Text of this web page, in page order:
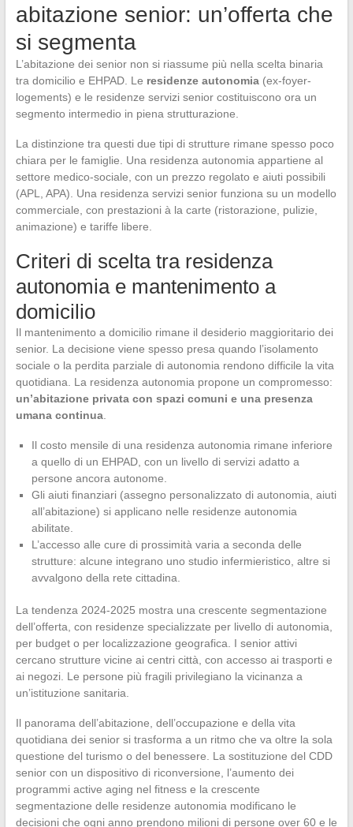
abitazione senior: un’offerta che
si segmenta
L’abitazione dei senior non si riassume più nella scelta binaria
tra domicilio e EHPAD. Le residenze autonomia(ex-foyer-
logements) e le residenze servizi senior costituiscono ora un
segmento intermedio in piena strutturazione.
La distinzione tra questi due tipi di strutture rimane spesso poco
chiara per le famiglie. Una residenza autonomia appartiene al
settore medico-sociale, con un prezzo regolato e aiuti possibili
(APL, APA). Una residenza servizi senior funziona su un modello
commerciale, con prestazioni à la carte (ristorazione, pulizie,
animazione) e tariffe libere.
Criteri di scelta tra residenza
autonomia e mantenimento a
domicilio
Il mantenimento a domicilio rimane il desiderio maggioritario dei
senior. La decisione viene spesso presa quando l’isolamento
sociale o la perdita parziale di autonomia rendono difficile la vita
quotidiana. La residenza autonomia propone un compromesso:
un’abitazione privata con spazi comuni e una presenza
umana continua.
Il costo mensile di una residenza autonomia rimane inferiore
a quello di un EHPAD, con un livello di servizi adatto a
persone ancora autonome.
Gli aiuti finanziari (assegno personalizzato di autonomia, aiuti
all’abitazione) si applicano nelle residenze autonomia
abilitate.
L’accesso alle cure di prossimità varia a seconda delle
strutture: alcune integrano uno studio infermieristico, altre si
avvalgono della rete cittadina.
La tendenza 2024-2025 mostra una crescente segmentazione
dell’offerta, con residenze specializzate per livello di autonomia,
per budget o per localizzazione geografica. I senior attivi
cercano strutture vicine ai centri città, con accesso ai trasporti e
ai negozi. Le persone più fragili privilegiano la vicinanza a
un’istituzione sanitaria.
Il panorama dell’abitazione, dell’occupazione e della vita
quotidiana dei senior si trasforma a un ritmo che va oltre la sola
questione del turismo o del benessere. La sostituzione del CDD
senior con un dispositivo di riconversione, l’aumento dei
programmi active aging nel fitness e la crescente
segmentazione delle residenze autonomia modificano le
decisioni che ogni anno prendono milioni di persone over 60 e le